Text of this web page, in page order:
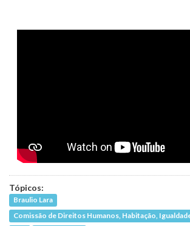
Tópicos:
Braulio Lara
Comissão de Direitos Humanos, Habitação,